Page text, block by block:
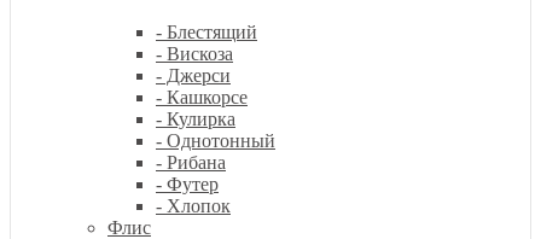
- Блестящий
- Вискоза
- Джерси
- Кашкорсе
- Кулирка
- Однотонный
- Рибана
- Футер
- Хлопок
Флис